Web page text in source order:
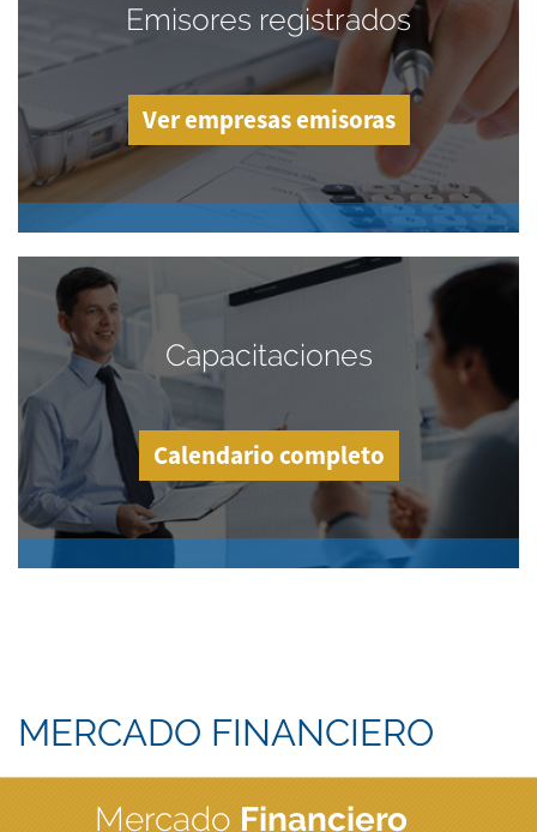
Emisores registrados
Ver empresas emisoras
Capacitaciones
Calendario completo
MERCADO FINANCIERO
Mercado Financiero